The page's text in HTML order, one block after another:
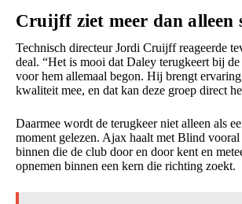
Cruijff ziet meer dan alleen
Technisch directeur Jordi Cruijff reageerde
deal. “Het is mooi dat Daley terugkeert bij
voor hem allemaal begon. Hij brengt
kwaliteit mee, en dat kan deze groep direct
Daarmee wordt de terugkeer niet alleen als
moment gelezen. Ajax haalt met Blind vooral
binnen die de club door en door kent en
opnemen binnen een kern die richting zoekt.